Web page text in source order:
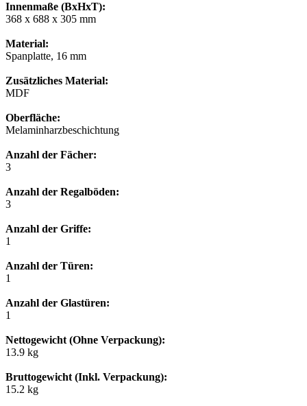
Innenmaße (BxHxT):
368 x 688 x 305 mm
Material:
Spanplatte, 16 mm
Zusätzliches Material:
MDF
Oberfläche:
Melaminharzbeschichtung
Anzahl der Fächer:
3
Anzahl der Regalböden:
3
Anzahl der Griffe:
1
Anzahl der Türen:
1
Anzahl der Glastüren:
1
Nettogewicht (Ohne Verpackung):
13.9 kg
Bruttogewicht (Inkl. Verpackung):
15.2 kg